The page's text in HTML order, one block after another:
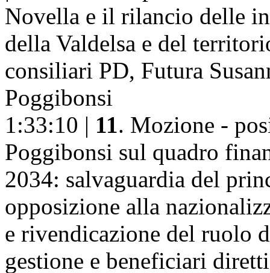
Novella e il rilancio delle
della Valdelsa e del
consiliari PD, Futura
Poggibonsi
1:33:10 | 11. Mozione -
Poggibonsi sul quadro
2034: salvaguardia del
opposizione alla
e rivendicazione del ruolo
gestione e beneficiari